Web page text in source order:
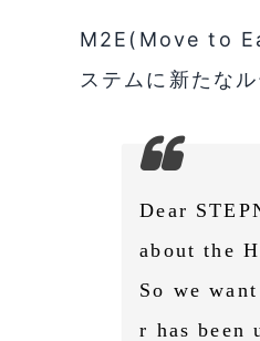
M2E(Move to
ステムに新たな
Dear
about the
So we
r has been